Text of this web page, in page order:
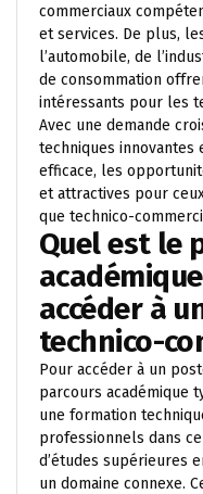
commerciaux
et services. De plus,
l’automobile, de
de consommation
intéressants pour les
Avec une demande
techniques innovantes
efficace, les
et attractives pour
que technico-
Quel est le
accéder à
technico-
Pour accéder à un
parcours académique
une formation
professionnels dans
d’études supérieures
un domaine connexe.